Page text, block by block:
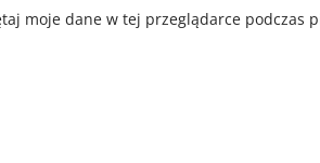
moje dane w tej przeglądarce podczas